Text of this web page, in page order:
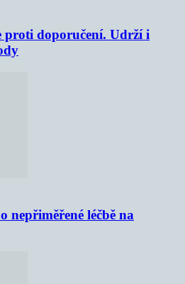
doporučení. Udrží i
nepřiměřené léčbě na